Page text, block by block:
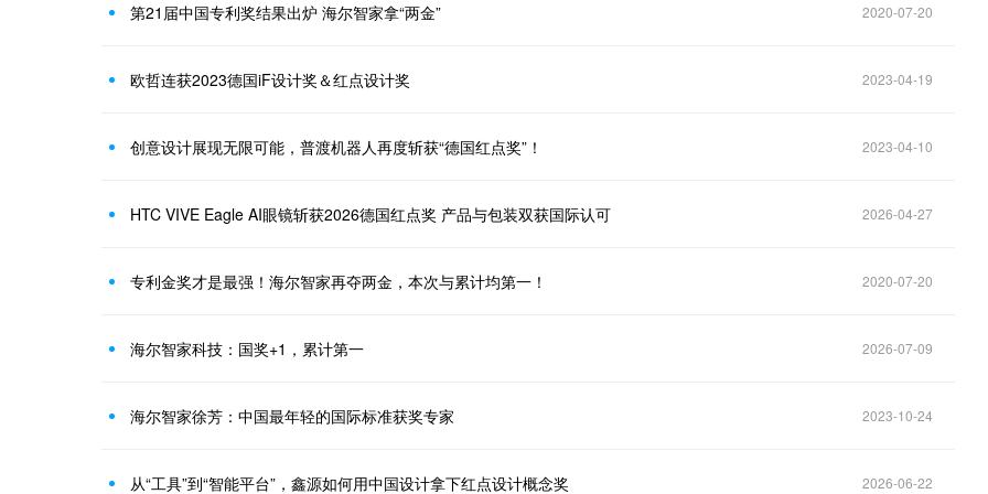
第21届中国专利奖结果出炉 海尔智家拿“两金” 2020-07-20
欧哲连获2023德国iF设计奖＆红点设计奖 2023-04-19
创意设计展现无限可能，普渡机器人再度斩获“德国红点奖”！ 2023-04-10
HTC VIVE Eagle AI眼镜斩获2026德国红点奖 产品与包装双获国际认可 2026-04-27
专利金奖才是最强！海尔智家再夺两金，本次与累计均第一！ 2020-07-20
海尔智家科技：国奖+1，累计第一 2026-07-09
海尔智家徐芳：中国最年轻的国际标准获奖专家 2023-10-24
从“工具”到“智能平台”，鑫源如何用中国设计拿下红点设计概念奖 2026-06-22